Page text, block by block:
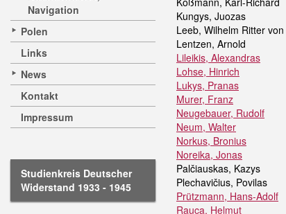
Navigation
Polen
Links
News
Kontakt
Impressum
Studienkreis Deutscher
Widerstand 1933 - 1945
Kungys, Juozas
Leeb, Wilhelm Ritter von
Lentzen, Arnold
Lileikis, Alexandras
Lohse, Hinrich
Lukys, Pranas
Murer, Franz
Neugebauer, Rudolf
Neum, Walter
Norkus, Bronius
Noreika, Jonas
Palčiauskas, Kazys
Plechavičius, Povilas
Prützmann, Hans-Adolf
Rauca, Helmut